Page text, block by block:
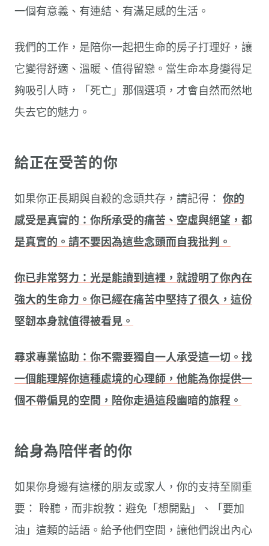
一個有意義、有連結、有滿足感的生活。
我們的工作，是陪你一起把生命的房子打理好，讓
它變得舒適、溫暖、值得留戀。當生命本身變得足
夠吸引人時，「死亡」那個選項，才會自然而然地
失去它的魅力。
給正在受苦的你
如果你正長期與自殺的念頭共存，請記得： 你的
感受是真實的：你所承受的痛苦、空虛與絕望，都
是真實的。請不要因為這些念頭而自我批判。
你已非常努力：光是能讀到這裡，就證明了你內在
強大的生命力。你已經在痛苦中堅持了很久，這份
堅韌本身就值得被看見。
尋求專業協助：你不需要獨自一人承受這一切。找
一個能理解你這種處境的心理師，他能為你提供一
個不帶偏見的空間，陪你走過這段幽暗的旅程。
給身為陪伴者的你
如果你身邊有這樣的朋友或家人，你的支持至關重
要： 聆聽，而非說教：避免「想開點」、「要加
油」這類的話語。給予他們空間，讓他們說出內心